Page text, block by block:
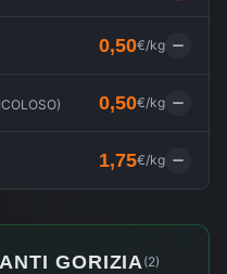
0,50€/kg
) 0,50€/kg
1,75€/kg
GORIZIA(2)